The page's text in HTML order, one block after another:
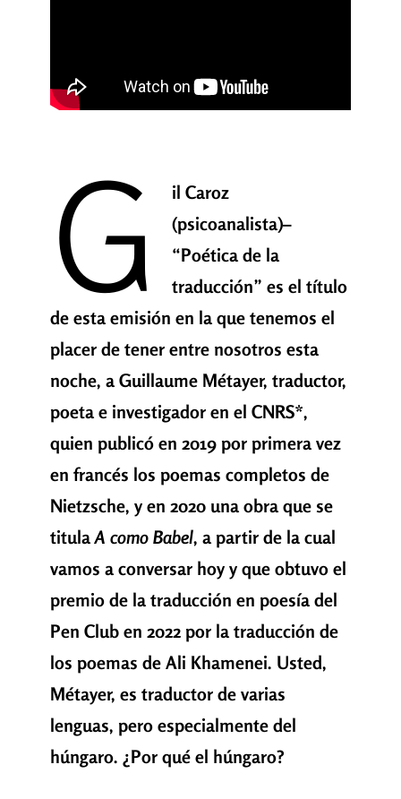
G
il Caroz
(psicoanalista)–
“Poética de la
traducción” es el título
de esta emisión en la que tenemos el
placer de tener entre nosotros esta
noche, a Guillaume Métayer, traductor,
poeta e investigador en el CNRS*,
quien publicó en 2019 por primera vez
en francés los poemas completos de
Nietzsche, y en 2020 una obra que se
titulaA como Babel, a partir de la cual
vamos a conversar hoy y que obtuvo el
premio de la traducción en poesía del
Pen Club en 2022 por la traducción de
los poemas de Ali Khamenei. Usted,
Métayer, es traductor de varias
lenguas, pero especialmente del
húngaro. ¿Por qué el húngaro?